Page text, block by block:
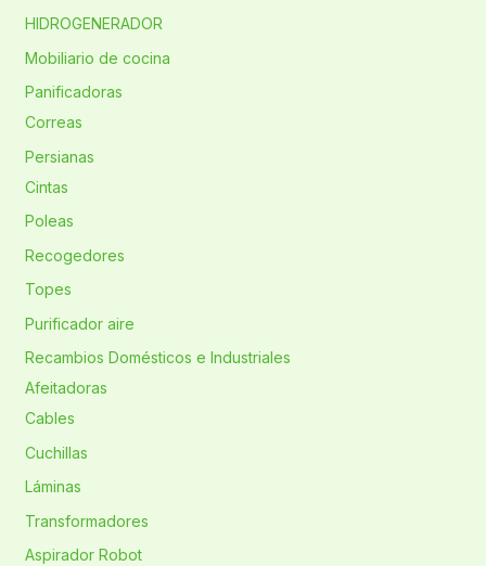
HIDROGENERADOR
Mobiliario de cocina
Panificadoras
Correas
Persianas
Cintas
Poleas
Recogedores
Topes
Purificador aire
Recambios Domésticos e Industriales
Afeitadoras
Cables
Cuchillas
Láminas
Transformadores
Aspirador Robot